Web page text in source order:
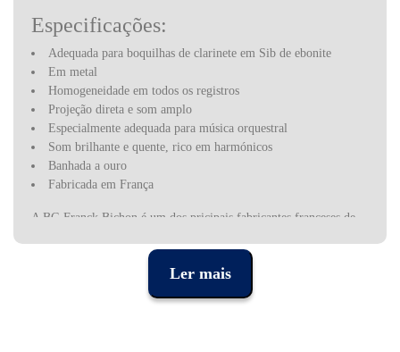
Especificações:
Adequada para boquilhas de clarinete em Sib de ebonite
Em metal
Homogeneidade em todos os registros
Projeção direta e som amplo
Especialmente adequada para música orquestral
Som brilhante e quente, rico em harmónicos
Banhada a ouro
Fabricada em França
A BG Franck Bichon é um dos pricipais fabricantes franceses de
inclui mais de 300 itens, incluindo uma linha diversificada de
abraçadeiras, correias, limpadores e outros acessórios.
Em 1985, quando Franck Bichon tinha 25 anos, criou uma
Ler mais